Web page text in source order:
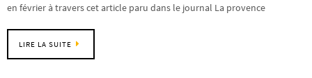
en février à travers cet article paru dans le journal La provence
LIRE LA SUITE